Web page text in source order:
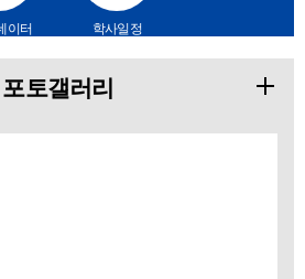
이터
학사일정
포토갤러리